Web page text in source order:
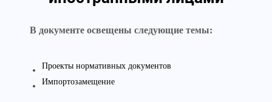
В документе освещены следующие темы:
Проекты нормативных документов
Импортозамещение